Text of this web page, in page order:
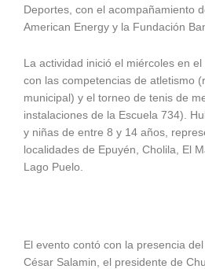
Deportes, con el acompañamiento
American Energy y la Fundación
La actividad inició el miércoles en
con las competencias de atletismo
municipal) y el torneo de tenis de
instalaciones de la Escuela 734).
y niñas de entre 8 y 14 años,
localidades de Epuyén, Cholila, El
Lago Puelo.
El evento contó con la presencia
César Salamin, el presidente de